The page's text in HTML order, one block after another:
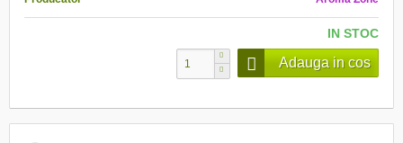
IN STOC
Adauga in cos